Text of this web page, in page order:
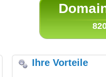
Ihre Vorteile